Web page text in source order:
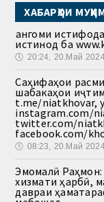
ХАБАРҲОИ
Ҳангоми
истинод ба
🕔 20:24, 20.Май
Саҳифаҳои
шабакаҳои
t.me/niatkhovar,
instagram.com/
twitter.com/
facebook.com/
🕔 08:23, 20.Май
Эмомалӣ
хизмати ҳарбӣ,
давраи